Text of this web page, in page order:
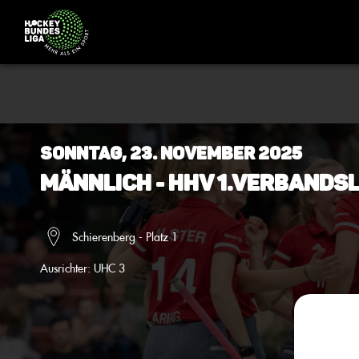
Sonntag, 23. November 2025
Männlich - HHV
Schierenberg - Platz 1
Ausrichter: UHC 3